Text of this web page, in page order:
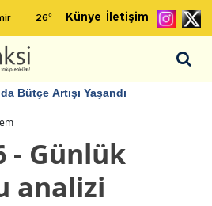
26° Künye İletişim
Bütçe Artışı Yaşandı
- Günlük
analizi